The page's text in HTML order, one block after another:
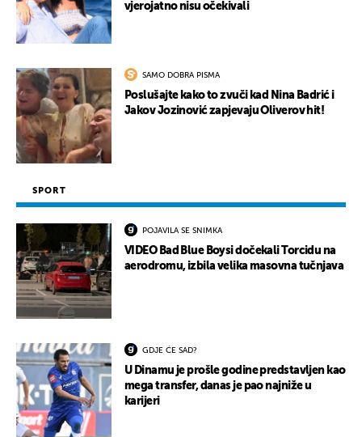
vjerojatno nisu očekivali
SAMO DOBRA PISMA
Poslušajte kako to zvuči kad Nina Badrić i
Jakov Jozinović zapjevaju Oliverov hit!
SPORT
POJAVILA SE SNIMKA
VIDEO Bad Blue Boysi dočekali Torcidu na
aerodromu, izbila velika masovna tučnjava
GDJE ĆE SAD?
U Dinamu je prošle godine predstavljen kao
mega transfer, danas je pao najniže u
karijeri